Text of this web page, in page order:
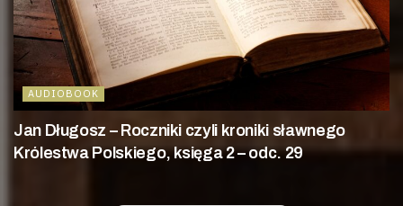
AUDIOBOOK
Jan Długosz – Roczniki czyli kroniki sławnego
Królestwa Polskiego, księga 2 – odc. 29